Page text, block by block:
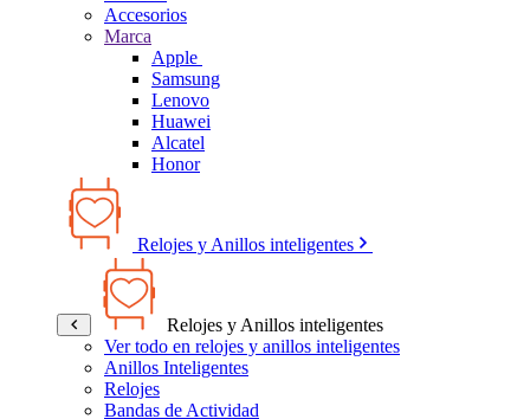
Accesorios
Marca
Apple
Samsung
Lenovo
Huawei
Alcatel
Honor
Relojes y Anillos inteligentes
Relojes y Anillos inteligentes
Ver todo en relojes y anillos inteligentes
Anillos Inteligentes
Relojes
Bandas de Actividad